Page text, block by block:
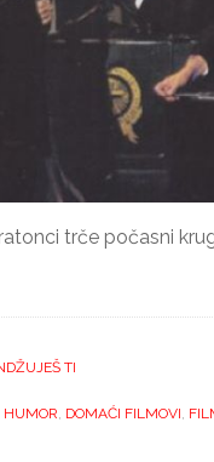
trče počasni
TI
HUMOR, DOMAĆI FILMOVI,